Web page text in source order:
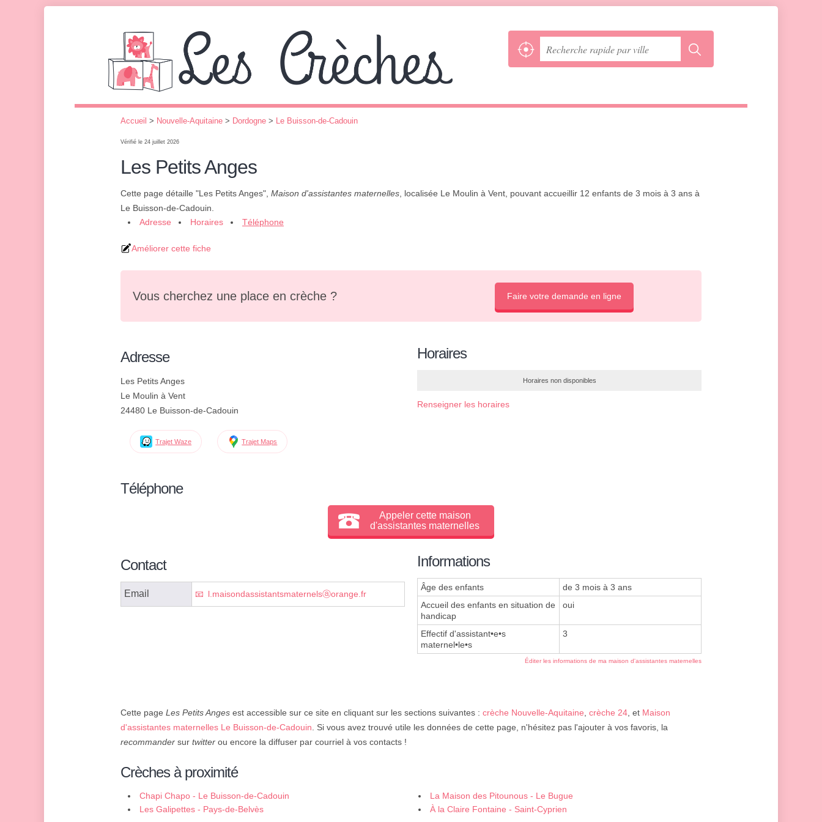
Accueil > Nouvelle-Aquitaine > Dordogne > Le Buisson-de-Cadouin
Vérifié le 24 juillet 2026
Les Petits Anges
Cette page détaille "Les Petits Anges", Maison d'assistantes maternelles , localisée Le Moulin à Vent, pouvant accueillir 12 enfants de 3 mois à 3 ans à
Le Buisson-de-Cadouin.
Adresse
Horaires Téléphone
Améliorer cette fiche
Vous cherchez une place en crèche ? Faire votre demande en ligne
Adresse
Les Petits Anges
Le Moulin à Vent
24480 Le Buisson-de-Cadouin
Trajet Waze Trajet Maps
Horaires
Horaires non disponibles
Renseigner les horaires
Téléphone
Appeler cette maison
d'assistantes maternelles
Contact
Email l.maisondassistantsmaternelsⓐorange.fr
Informations
Âge des enfants
de 3 mois à 3 ans
Accueil des enfants en situation de
handicap
oui
Effectif d'assistant•e•s
maternel•le•s
3
Éditer les informations de ma maison d'assistantes maternelles
Cette page Les Petits Anges est accessible sur ce site en cliquant sur les sections suivantes : crèche Nouvelle-Aquitaine crèche 24 , et Maison
d'assistantes maternelles Le Buisson-de-Cadouin . Si vous avez trouvé utile les données de cette page, n'hésitez pas l'ajouter à vos favoris, la
recommander sur twitter ou encore la diffuser par courriel à vos contacts !
Crèches à proximité
Chapi Chapo - Le Buisson-de-Cadouin
La Maison des Pitounous - Le Bugue
Les Galipettes - Pays-de-Belvès
À la Claire Fontaine - Saint-Cyprien